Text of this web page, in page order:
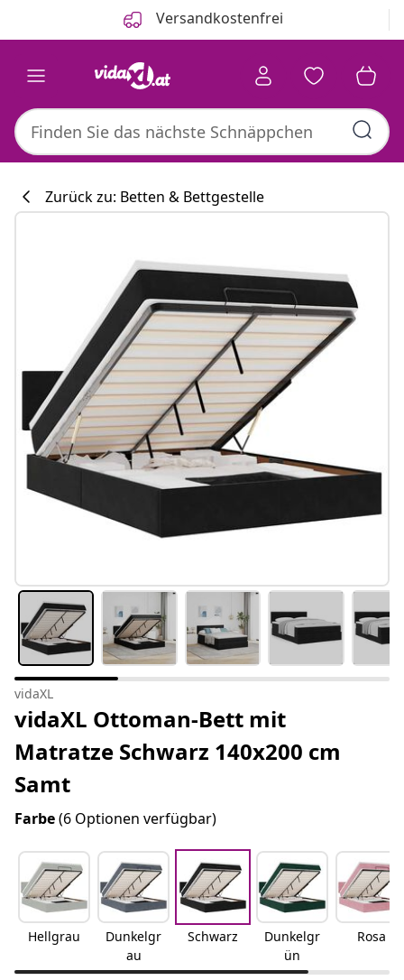
Versandkostenfrei
#sharemevidaxl
Zurück zu: Betten & Bettgestelle
vidaXL
vidaXL Ottoman-Bett mit
Matratze Schwarz 140x200 cm
Samt
Farbe(6 Optionen verfügbar)
Hellgrau
Dunkelgr
au
Schwarz
Dunkelgr
ün
Rosa